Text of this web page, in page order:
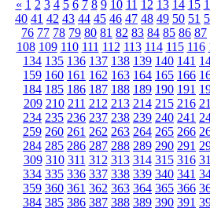
« 1 2 3 4 5 6 7 8 9 10 11 12 13 14 15
40 41 42 43 44 45 46 47 48 49 50 51
76 77 78 79 80 81 82 83 84 85 86 87
108 109 110 111 112 113 114 115 116
134 135 136 137 138 139 140 141
159 160 161 162 163 164 165 166
184 185 186 187 188 189 190 191
209 210 211 212 213 214 215 216
234 235 236 237 238 239 240 241
259 260 261 262 263 264 265 266
284 285 286 287 288 289 290 291
309 310 311 312 313 314 315 316
334 335 336 337 338 339 340 341
359 360 361 362 363 364 365 366
384 385 386 387 388 389 390 391